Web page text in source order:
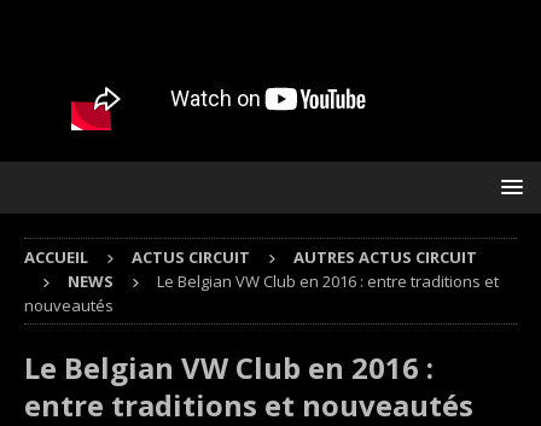
ACCUEIL ACTUS CIRCUIT
AUTRES ACTUS CIRCUIT
NEWS
Le Belgian VW Club en 2016 : entre traditions et
nouveautés
Le Belgian VW Club en 2016 :
entre traditions et nouveautés